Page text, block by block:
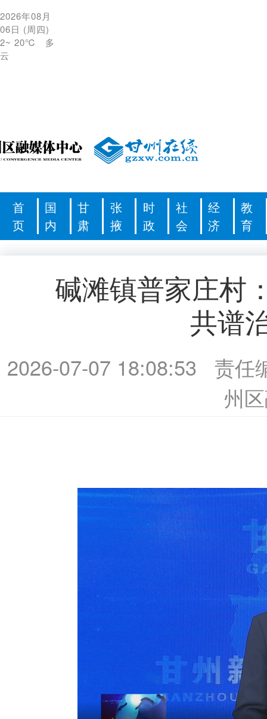
2026年08月
06日 (周四)
2~ 20℃
多
云
首
页
国
内
甘
肃
张
掖
时
政
社
会
经
济
教
育
碱滩镇普家庄村
共谱
2026-07-07 18:08:53
责任
州